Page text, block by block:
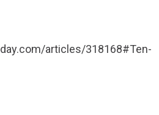
articles/318168#Ten-